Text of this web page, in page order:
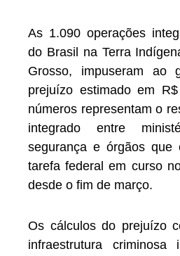
As 1.090 operações
do Brasil na Terra
Grosso, impuseram ao
prejuízo estimado em
números representam o
integrado entre
segurança e órgãos que
tarefa federal em curso
desde o fim de março.
Os cálculos do prejuízo
infraestrutura criminosa